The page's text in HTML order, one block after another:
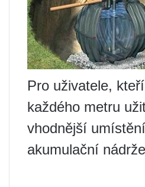
Pro uživatele,
každého metru
vhodnější
akumulační